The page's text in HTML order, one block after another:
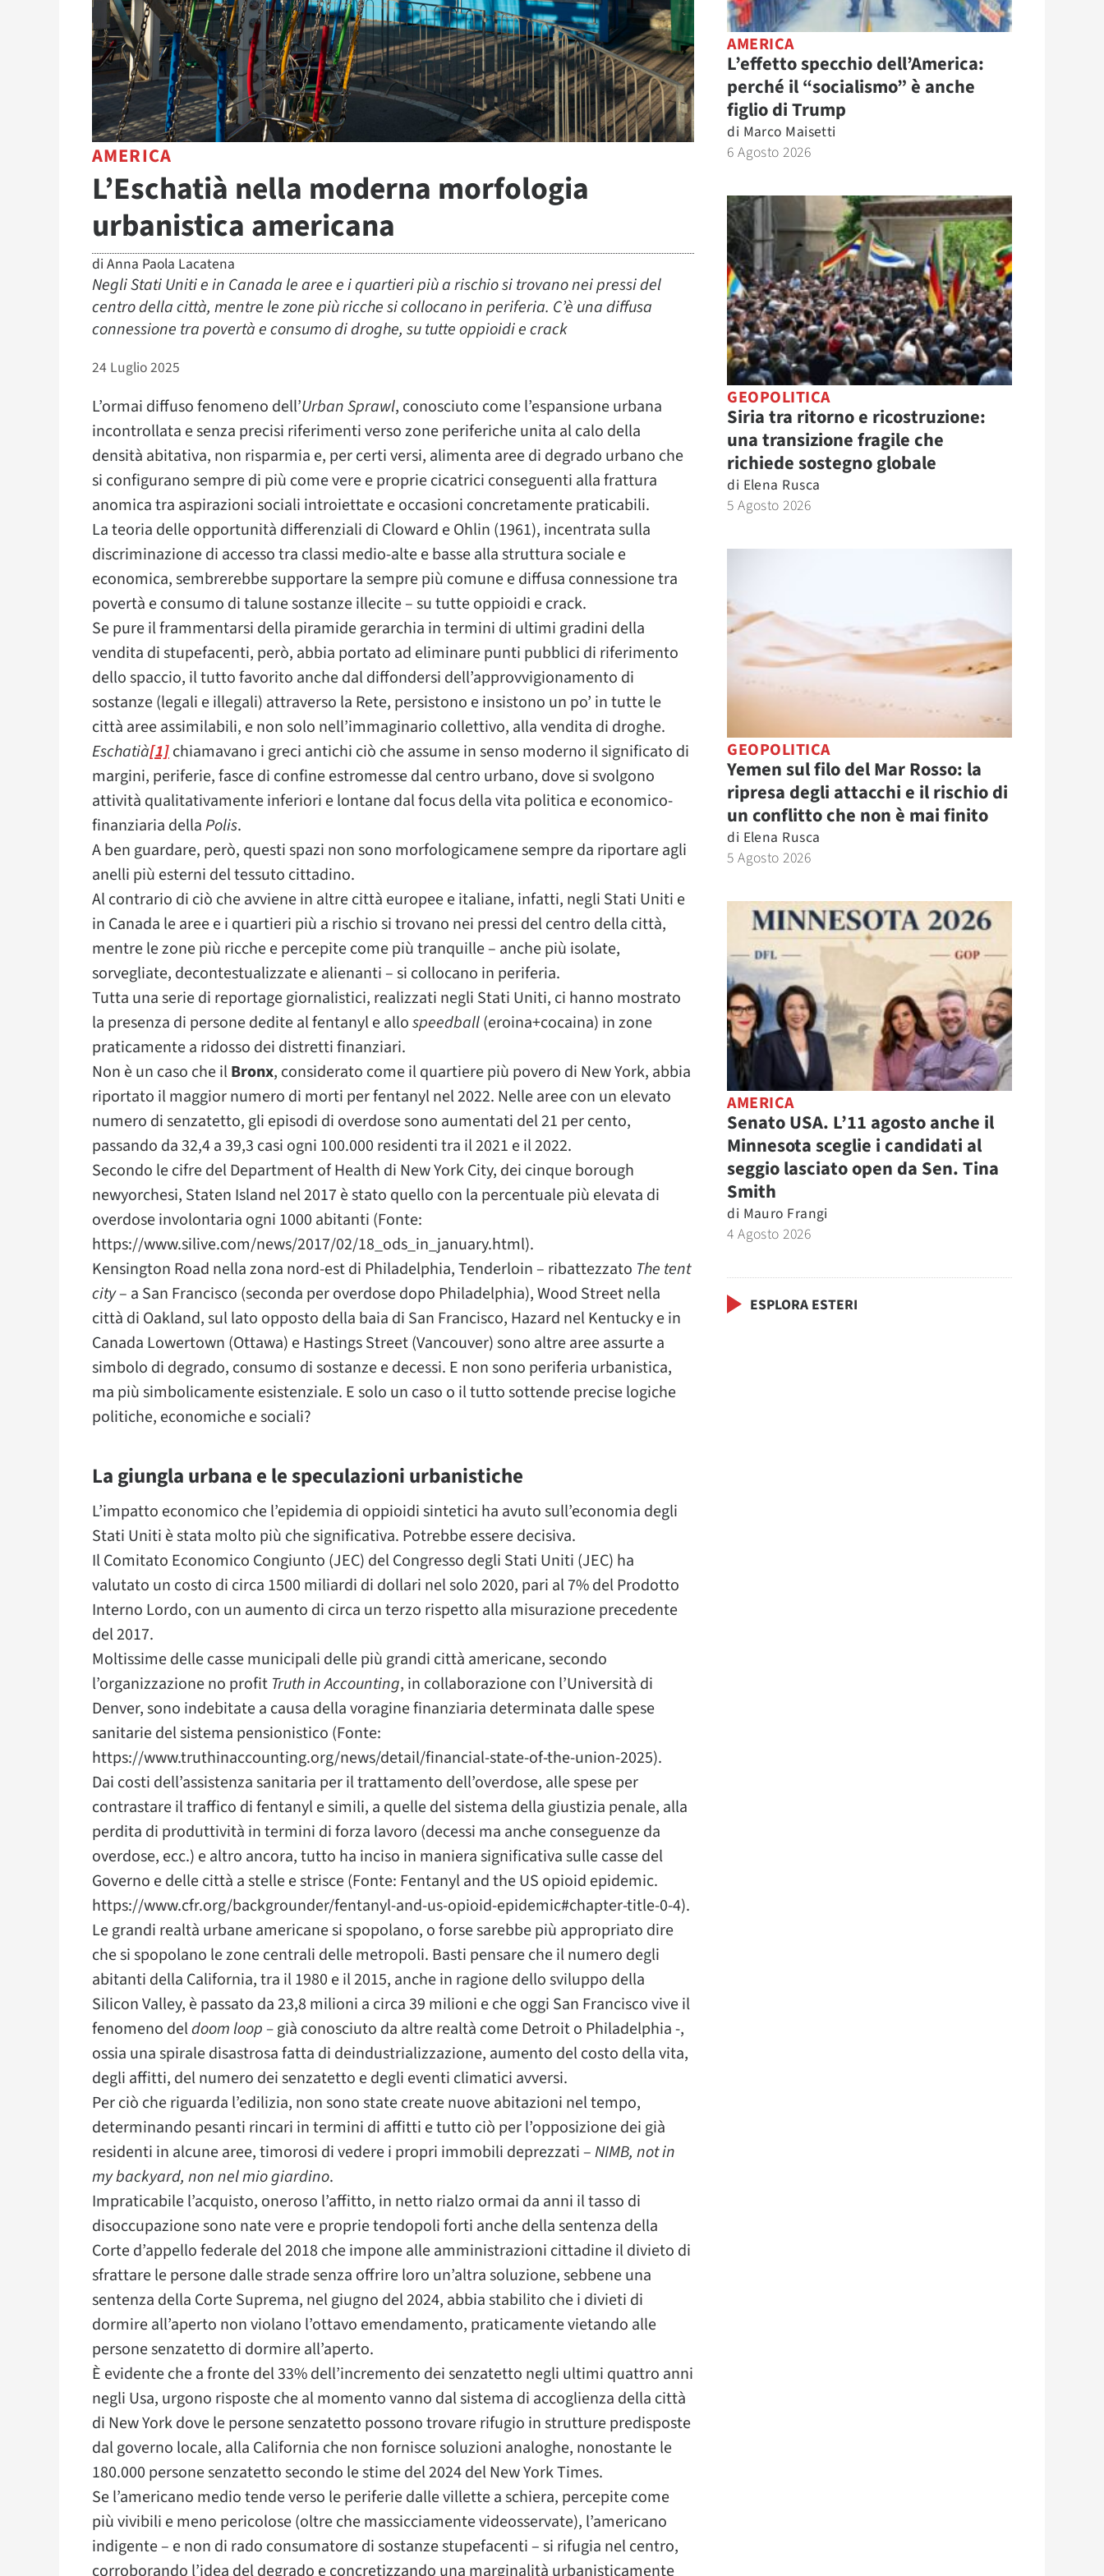
AMERICA
L’Eschatià nella moderna morfologia
urbanistica americana
di Anna Paola Lacatena
Negli Stati Uniti e in Canada le aree e i quartieri più a rischio si trovano nei pressi del
centro della città, mentre le zone più ricche si collocano in periferia. C’è una diffusa
connessione tra povertà e consumo di droghe, su tutte oppioidi e crack
24 Luglio 2025
L’ormai diffuso fenomeno dell’Urban Sprawl, conosciuto come l’espansione urbana
incontrollata e senza precisi riferimenti verso zone periferiche unita al calo della
densità abitativa, non risparmia e, per certi versi, alimenta aree di degrado urbano che
si configurano sempre di più come vere e proprie cicatrici conseguenti alla frattura
anomica tra aspirazioni sociali introiettate e occasioni concretamente praticabili.
La teoria delle opportunità differenziali di Cloward e Ohlin (1961), incentrata sulla
discriminazione di accesso tra classi medio-alte e basse alla struttura sociale e
economica, sembrerebbe supportare la sempre più comune e diffusa connessione tra
povertà e consumo di talune sostanze illecite – su tutte oppioidi e crack.
Se pure il frammentarsi della piramide gerarchia in termini di ultimi gradini della
vendita di stupefacenti, però, abbia portato ad eliminare punti pubblici di riferimento
dello spaccio, il tutto favorito anche dal diffondersi dell’approvvigionamento di
sostanze (legali e illegali) attraverso la Rete, persistono e insistono un po’ in tutte le
città aree assimilabili, e non solo nell’immaginario collettivo, alla vendita di droghe.
Eschatià[1]chiamavano i greci antichi ciò che assume in senso moderno il significato di
margini, periferie, fasce di confine estromesse dal centro urbano, dove si svolgono
attività qualitativamente inferiori e lontane dal focus della vita politica e economico-
finanziaria dellaPolis.
A ben guardare, però, questi spazi non sono morfologicamene sempre da riportare agli
anelli più esterni del tessuto cittadino.
Al contrario di ciò che avviene in altre città europee e italiane, infatti, negli Stati Uniti e
in Canada le aree e i quartieri più a rischio si trovano nei pressi del centro della città,
mentre le zone più ricche e percepite come più tranquille – anche più isolate,
sorvegliate, decontestualizzate e alienanti – si collocano in periferia.
Tutta una serie di reportage giornalistici, realizzati negli Stati Uniti, ci hanno mostrato
la presenza di persone dedite al fentanyl e allospeedball(eroina+cocaina) in zone
praticamente a ridosso dei distretti finanziari.
Non è un caso che ilBronx, considerato come il quartiere più povero di New York, abbia
riportato il maggior numero di morti per fentanyl nel 2022. Nelle aree con un elevato
numero di senzatetto, gli episodi di overdose sono aumentati del 21 per cento,
passando da 32,4 a 39,3 casi ogni 100.000 residenti tra il 2021 e il 2022.
Secondo le cifre del Department of Health di New York City, dei cinque borough
newyorchesi, Staten Island nel 2017 è stato quello con la percentuale più elevata di
overdose involontaria ogni 1000 abitanti (Fonte:
https://www.silive.com/news/2017/02/18_ods_in_january.html).
Kensington Road nella zona nord-est di Philadelphia, Tenderloin – ribattezzato The tent
city– a San Francisco (seconda per overdose dopo Philadelphia), Wood Street nella
città di Oakland, sul lato opposto della baia di San Francisco, Hazard nel Kentucky e in
Canada Lowertown (Ottawa) e Hastings Street (Vancouver) sono altre aree assurte a
simbolo di degrado, consumo di sostanze e decessi. E non sono periferia urbanistica,
ma più simbolicamente esistenziale. E solo un caso o il tutto sottende precise logiche
politiche, economiche e sociali?
La giungla urbana e le speculazioni urbanistiche
L’impatto economico che l’epidemia di oppioidi sintetici ha avuto sull’economia degli
Stati Uniti è stata molto più che significativa. Potrebbe essere decisiva.
Il Comitato Economico Congiunto (JEC) del Congresso degli Stati Uniti (JEC) ha
valutato un costo di circa 1500 miliardi di dollari nel solo 2020, pari al 7% del Prodotto
Interno Lordo, con un aumento di circa un terzo rispetto alla misurazione precedente
del 2017.
Moltissime delle casse municipali delle più grandi città americane, secondo
l’organizzazione no profit Truth in Accounting, in collaborazione con l’Università di
Denver, sono indebitate a causa della voragine finanziaria determinata dalle spese
sanitarie del sistema pensionistico (Fonte:
https://www.truthinaccounting.org/news/detail/financial-state-of-the-union-2025).
Dai costi dell’assistenza sanitaria per il trattamento dell’overdose, alle spese per
contrastare il traffico di fentanyl e simili, a quelle del sistema della giustizia penale, alla
perdita di produttività in termini di forza lavoro (decessi ma anche conseguenze da
overdose, ecc.) e altro ancora, tutto ha inciso in maniera significativa sulle casse del
Governo e delle città a stelle e strisce (Fonte: Fentanyl and the US opioid epidemic.
https://www.cfr.org/backgrounder/fentanyl-and-us-opioid-epidemic#chapter-title-0-4).
Le grandi realtà urbane americane si spopolano, o forse sarebbe più appropriato dire
che si spopolano le zone centrali delle metropoli. Basti pensare che il numero degli
abitanti della California, tra il 1980 e il 2015, anche in ragione dello sviluppo della
Silicon Valley, è passato da 23,8 milioni a circa 39 milioni e che oggi San Francisco vive il
fenomeno deldoom loop –già conosciuto da altre realtà come Detroit o Philadelphia -,
ossia una spirale disastrosa fatta di deindustrializzazione, aumento del costo della vita,
degli affitti, del numero dei senzatetto e degli eventi climatici avversi.
Per ciò che riguarda l’edilizia, non sono state create nuove abitazioni nel tempo,
determinando pesanti rincari in termini di affitti e tutto ciò per l’opposizione dei già
residenti in alcune aree, timorosi di vedere i propri immobili deprezzati –NIMB, not in
my backyard, non nel mio giardino.
Impraticabile l’acquisto, oneroso l’affitto, in netto rialzo ormai da anni il tasso di
disoccupazione sono nate vere e proprie tendopoli forti anche della sentenza della
Corte d’appello federale del 2018 che impone alle amministrazioni cittadine il divieto di
sfrattare le persone dalle strade senza offrire loro un’altra soluzione, sebbene una
sentenza della Corte Suprema, nel giugno del 2024, abbia stabilito che i divieti di
dormire all’aperto non violano l’ottavo emendamento, praticamente vietando alle
persone senzatetto di dormire all’aperto.
È evidente che a fronte del 33% dell’incremento dei senzatetto negli ultimi quattro anni
negli Usa, urgono risposte che al momento vanno dal sistema di accoglienza della città
di New York dove le persone senzatetto possono trovare rifugio in strutture predisposte
dal governo locale, alla California che non fornisce soluzioni analoghe, nonostante le
180.000 persone senzatetto secondo le stime del 2024 del New York Times.
Se l’americano medio tende verso le periferie dalle villette a schiera, percepite come
più vivibili e meno pericolose (oltre che massicciamente videosservate), l’americano
indigente – e non di rado consumatore di sostanze stupefacenti – si rifugia nel centro,
corroborando l’idea del degrado e concretizzando una marginalità urbanisticamente
AMERICA
L’effetto specchio dell’America:
perché il “socialismo” è anche
figlio di Trump
di Marco Maisetti
6 Agosto 2026
GEOPOLITICA
Siria tra ritorno e ricostruzione:
una transizione fragile che
richiede sostegno globale
di Elena Rusca
5 Agosto 2026
GEOPOLITICA
Yemen sul filo del Mar Rosso: la
ripresa degli attacchi e il rischio di
un conflitto che non è mai finito
di Elena Rusca
5 Agosto 2026
AMERICA
Senato USA. L’11 agosto anche il
Minnesota sceglie i candidati al
seggio lasciato open da Sen. Tina
Smith
di Mauro Frangi
4 Agosto 2026
ESPLORA ESTERI